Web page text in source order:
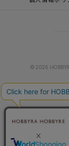
© 2026
トップページ
新商品
トップページ
トップページ
特集一覧